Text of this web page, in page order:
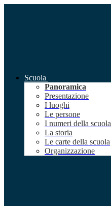
Scuola
Panoramica
Presentazione
I luoghi
Le persone
I numeri della scuola
La storia
Le carte della scuola
Organizzazione